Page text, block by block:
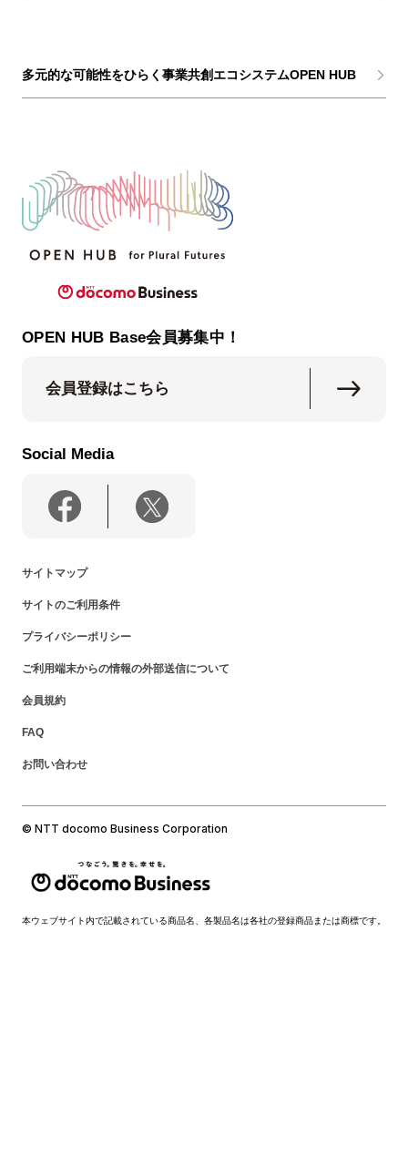
多元的な可能性をひらく事業共創エコシステムOPEN HUB
OPEN HUB Base会員募集中！
会員登録はこちら
Social Media
サイトマップ
サイトのご利用条件
プライバシーポリシー
ご利用端末からの情報の外部送信について
会員規約
FAQ
お問い合わせ
© NTT docomo Business Corporation
本ウェブサイト内で記載されている商品名、各製品名は各社の登録商品または商標です。